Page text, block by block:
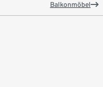
Balkonmöbel